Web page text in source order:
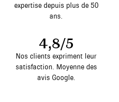
expertise depuis plus de 50
ans.
4,8/5
Nos clients expriment leur
satisfaction. Moyenne des
avis Google.